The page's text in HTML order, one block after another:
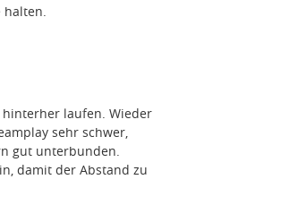
halten.
hinterher laufen. Wieder
sehr schwer,
gut unterbunden.
damit der Abstand zu